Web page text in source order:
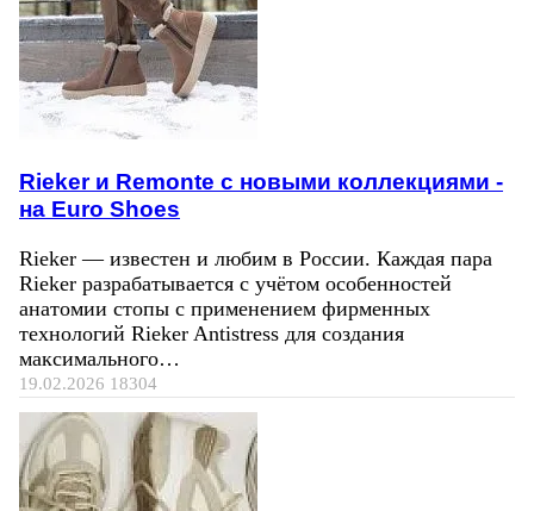
Rieker и Remonte с новыми коллекциями -
на Euro Shoes
Rieker — известен и любим в России. Каждая пара
Rieker разрабатывается с учётом особенностей
анатомии стопы с применением фирменных
технологий Rieker Antistress для создания
максимального…
19.02.2026 18304